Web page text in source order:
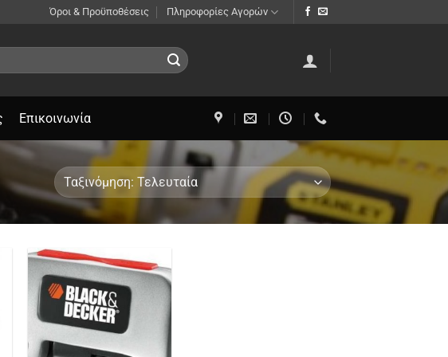
Όροι & Προϋποθέσεις Πληροφορίες Αγορών
Επικοινωνία